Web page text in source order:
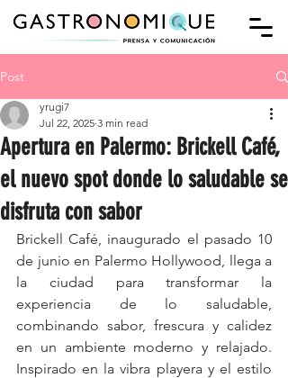
Post
Apertura en Palermo: Brickell Café,
el nuevo spot donde lo saludable se
disfruta con sabor
yrugi7
Jul 22, 2025 3 min read
Brickell Café, inaugurado el pasado 10
de junio en Palermo Hollywood, llega a
la ciudad para transformar la
experiencia de lo saludable,
combinando sabor, frescura y calidez
en un ambiente moderno y relajado.
Inspirado en la vibra playera y el estilo